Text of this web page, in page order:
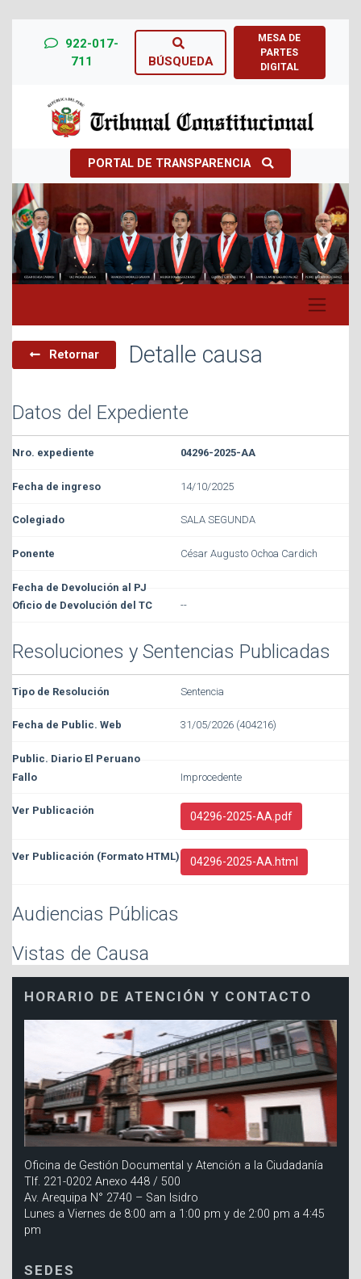
922-017-
711
BÚSQUEDA
MESA DE
PARTES
DIGITAL
PORTAL DE TRANSPARENCIA
Previous Next
Retornar Detalle causa
Datos del Expediente
04296-2025-AA
14/10/2025
SALA SEGUNDA
César Augusto Ochoa Cardich
--
Resoluciones y Sentencias Publicadas
Sentencia
31/05/2026 (404216)
Improcedente
04296-2025-AA.pdf
04296-2025-AA.html
Audiencias Públicas
Vistas de Causa
HORARIO DE ATENCIÓN Y CONTACTO
Oficina de Gestión Documental y Atención a la Ciudadanía
Tlf. 221-0202 Anexo 448 / 500
Av. Arequipa N° 2740 – San Isidro
Lunes a Viernes de 8:00 am a 1:00 pm y de 2:00 pm a 4:45
pm
SEDES